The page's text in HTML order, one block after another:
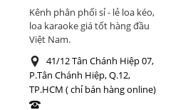
Kênh phân phối sỉ - lẻ loa kéo,
loa karaoke giá tốt hàng đầu
Việt Nam.
41/12 Tân Chánh Hiệp 07,
P.Tân Chánh Hiệp, Q.12,
TP.HCM ( chỉ bán hàng online)